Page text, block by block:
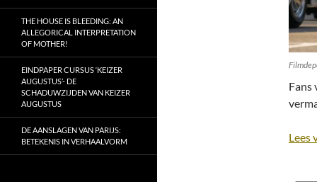
Fans
Lees
THE HOUSE IS BLEEDING: AN
ALLEGORICAL INTERPRETATION
OF MOTHER!
EINDPAPER CURSUS ‘KEIZER
AUGUSTUS’- DE
SCHADUWZIJDEN VAN KEIZER
AUGUSTUS
DE AANSLAGEN VAN PARIJS:
BETEKENIS IN VERHAALVORM